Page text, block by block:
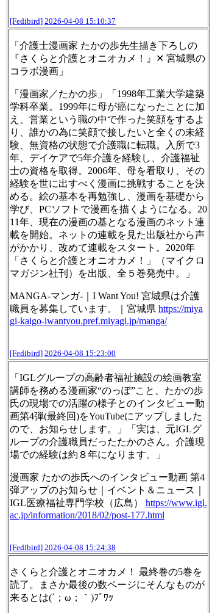
[Fedibird] 2026-04-08 15:10:37
「介護士漫画家 たかの歩先生描き下ろしの
『さくらと介護とオニオカメ！』✕ 宮城県の
コラボ漫画」
「漫画家／たかの歩」「1998年工業大学建築
学科卒業。1999年に母が癌になったことに加
え、営業という職の中で作った笑顔をするよ
り、誰かの為に笑顔で接したいと全くの未経
験、無資格の状態で介護職に転職。入所で3
年、デイケアで5年介護を経験し、介護福祉
士の資格を取得。2006年、母を看取り、その
経験を世に出すべく漫画に挑戦することを決
める。絵の基本を再勉強し、漫画を基礎から
学び、PCソフトで漫画を描くようになる。20
11年、現在の漫画の基となる漫画のネット連
載を開始。ネットの連載を見た出版社から声
がかかり、改めて連載をスタート。2020年
「さくらと介護とオニオカメ！」（マイクロ
マガジン社刊）を出版、全５巻発売中。」
MANGA-マンガ-｜I Want You! 宮城県は介護
職員を募集しています。｜宮城県 https://miya
gi-kaigo-iwantyou.pref.miyagi.jp/manga/
[Fedibird] 2026-04-08 15:23:00
「IGLグループの高齢者福祉施設の絵画教室
講師を務める漫画家“のっぽ”こと、たかの歩
氏の現場での活躍の様子とのインタビュー動
画第4弾(最終回)をYouTubeにアップしました
ので、お知らせします。」「実は、元IGLグ
ループの介護職員だったたかのさん。介護現
場での経験は約８年になります。」
漫画家 たかの歩氏へのインタビュー動画 第4
弾アップのお知らせ｜イベント＆ニュース｜
IGL医療福祉専門学校（広島） https://www.igl.
ac.jp/information/2018/02/post-177.html
[Fedibird] 2026-04-08 15:24:38
さくらと介護とオニオカメ！ 最終巻の5巻を
読了。まさか最後の数ページにそんなものが
来るとは(´；ω；｀)ﾌﾞﾜｯ